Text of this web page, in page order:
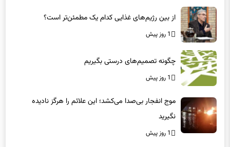
از بین رژیم‌های غذایی کدام یک مطمئن‌تر است؟‌
1 روز پیش
چگونه تصمیم‌های درستی بگیریم
1 روز پیش
موج انفجار بی‌صدا می‌کشد؛ این علائم را هرگز نادیده
نگیرید
1 روز پیش